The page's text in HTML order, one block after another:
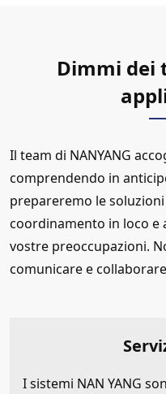
Dimmi dei
Il team di NANYANG
comprendendo in
prepareremo le
coordinamento in loco
vostre preoccupazioni.
comunicare e
I sistemi NAN YANG